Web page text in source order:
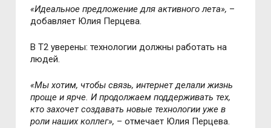
«Идеальное предложение для активного лета», –
добавляет Юлия Перцева.
В T2 уверены: технологии должны работать на
людей.
«Мы хотим, чтобы связь, интернет делали жизнь
проще и ярче. И продолжаем поддерживать тех,
кто захочет создавать новые технологии уже в
роли наших коллег», – отмечает Юлия Перцева.